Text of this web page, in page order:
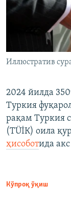
Иллюстратив
2024 йилда
Туркия
рақам Туркия
(ТÜİК) оила
ҳисоботида акс
Кўпроқ ўқиш